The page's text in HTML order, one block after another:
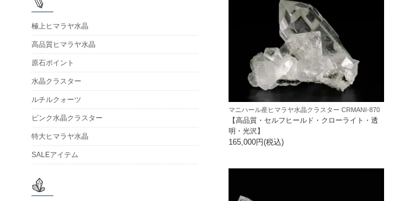
マニハール産ヒマラヤ水晶クラスター CRMANI-870
【高品質・セルフヒールド・クローライト・透
明・光沢】
165,000円(税込)
極上ヒマラヤ水晶
高品質ヒマラヤ水晶
原石ポイント
水晶クラスター
ルチルクォーツ
ピンク水晶クラスター
特大ヒマラヤ水晶
SALEアイテム